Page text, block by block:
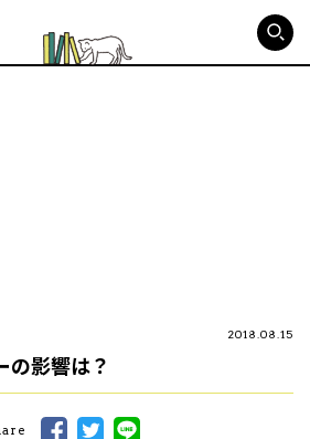
2018.08.15
の影響は？